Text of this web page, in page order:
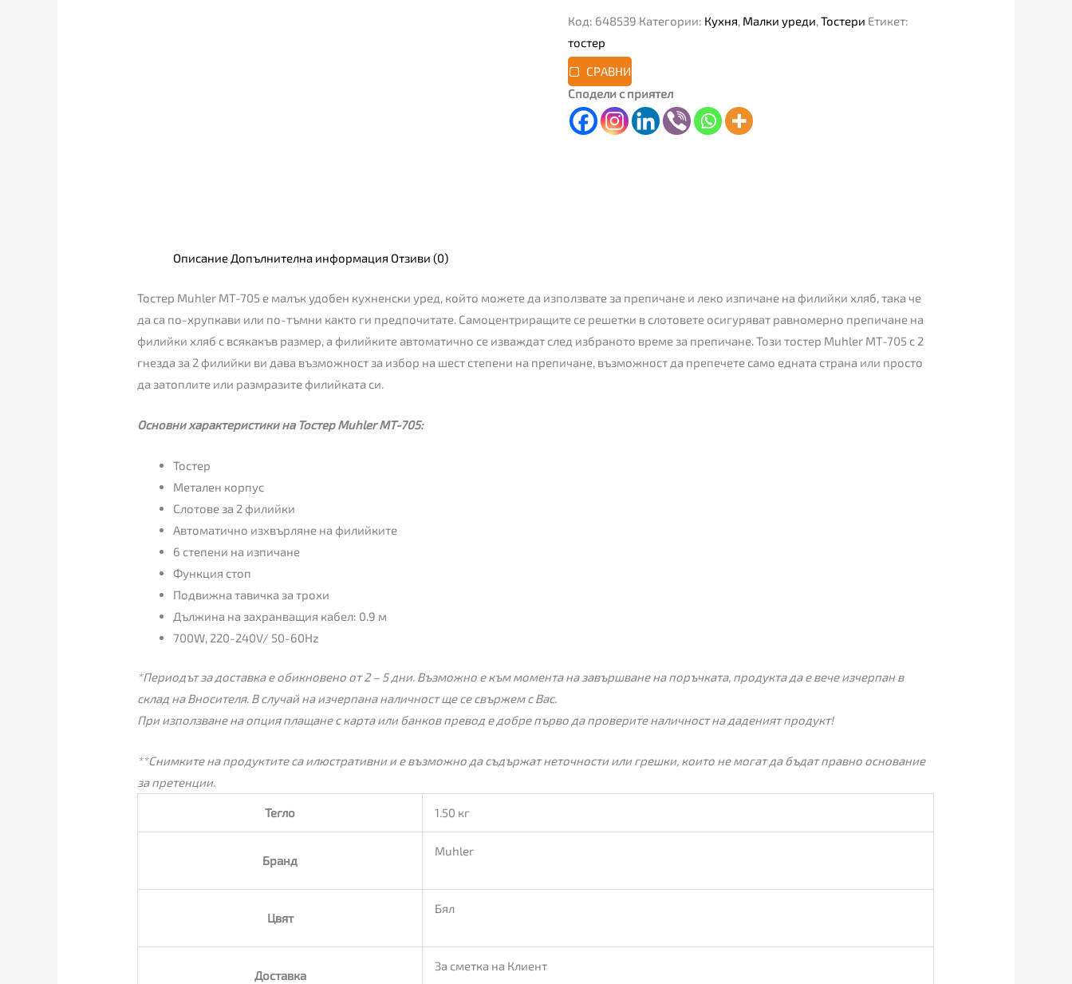
Код: 648539 Категории: Кухня Малки уреди Тостери Етикет:
тостер
СРАВНИ
Сподели с приятел
Описание Допълнителна информация Отзиви (0)
Тостер Muhler MT-705 е малък удобен кухненски уред, който можете да използвате за препичане и леко изпичане на филийки хляб, така че
да са по-хрупкави или по-тъмни както ги предпочитате. Самоцентриращите се решетки в слотовете осигуряват равномерно препичане на
филийки хляб с всякакъв размер, а филийките автоматично се изваждат след избраното време за препичане. Този тостер Muhler MT-705 с 2
гнезда за 2 филийки ви дава възможност за избор на шест степени на препичане, възможност да препечете само едната страна или просто
да затоплите или размразите филийката си.
Основни характеристики на Тостер Muhler MT-705:
Тостер
Метален корпус
Слотове за 2 филийки
Автоматично изхвърляне на филийките
6 степени на изпичане
Функция стоп
Подвижна тавичка за трохи
Дължина на захранващия кабел: 0.9 м
700W, 220-240V/ 50-60Hz
*Периодът за доставка е обикновено от 2 – 5 дни. Възможно е към момента на завършване на поръчката, продукта да е вече изчерпан в
склад на Вносителя. В случай на изчерпана наличност ще се свържем с Вас.
При използване на опция плащане с карта или банков превод е добре първо да проверите наличност на даденият продукт!
**Снимките на продуктите са илюстративни и е възможно да съдържат неточности или грешки, които не могат да бъдат правно основание
за претенции.
Тегло 1.50 кг
Бранд
Muhler
Цвят
Бял
Доставка
За сметка на Клиент